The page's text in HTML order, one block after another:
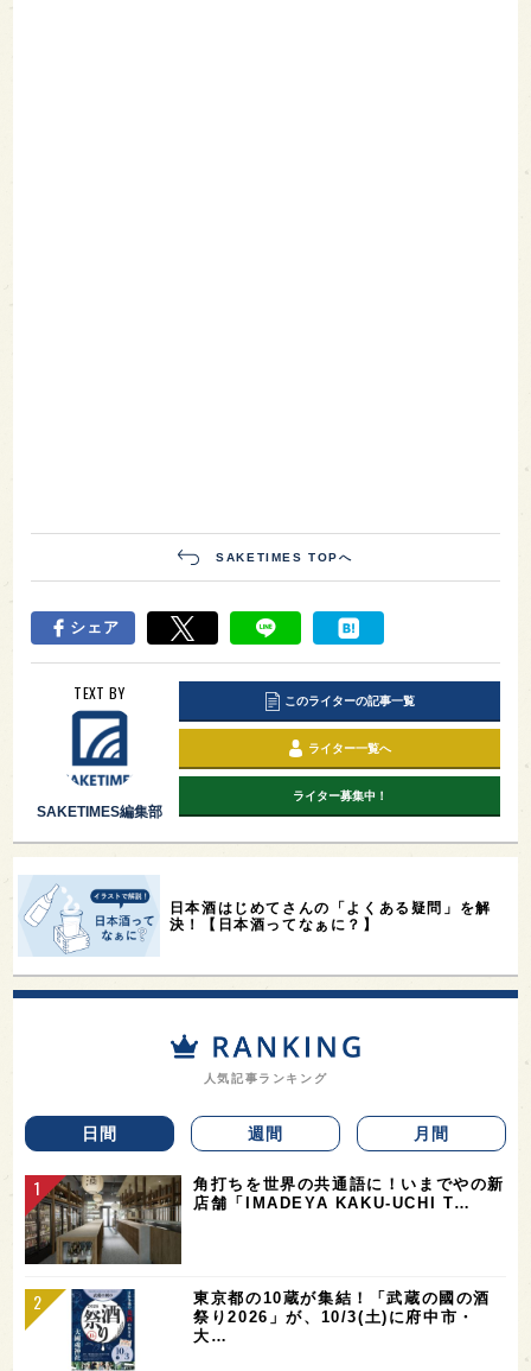
SAKETIMES TOPへ
シェア
TEXT BY
SAKETIMES編集部
このライターの記事一覧
ライター一覧へ
ライター募集中！
日本酒はじめてさんの「よくある疑問」を解
決！【日本酒ってなぁに？】
人気記事ランキング
日間 週間 月間
角打ちを世界の共通語に！いまでやの新
店舗「IMADEYA KAKU-UCHI T…
東京都の10蔵が集結！「武蔵の國の酒
祭り2026」が、10/3(土)に府中市・
大…